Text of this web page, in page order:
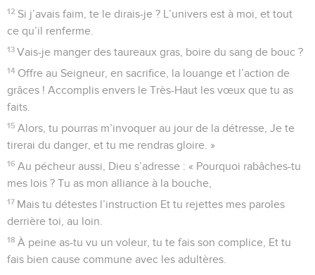
12 Si j’avais faim, te le dirais-je ? L’univers est à moi, et tout
ce qu’il renferme.
13 Vais-je manger des taureaux gras, boire du sang de bouc ?
14 Offre au Seigneur, en sacrifice, la louange et l’action de
grâces ! Accomplis envers le Très-Haut les vœux que tu as
faits.
15 Alors, tu pourras m’invoquer au jour de la détresse, Je te
tirerai du danger, et tu me rendras gloire. »
16 Au pécheur aussi, Dieu s’adresse : « Pourquoi rabâches-tu
mes lois ? Tu as mon alliance à la bouche,
17 Mais tu détestes l’instruction Et tu rejettes mes paroles
derrière toi, au loin.
18 À peine as-tu vu un voleur, tu te fais son complice, Et tu
fais bien cause commune avec les adultères.